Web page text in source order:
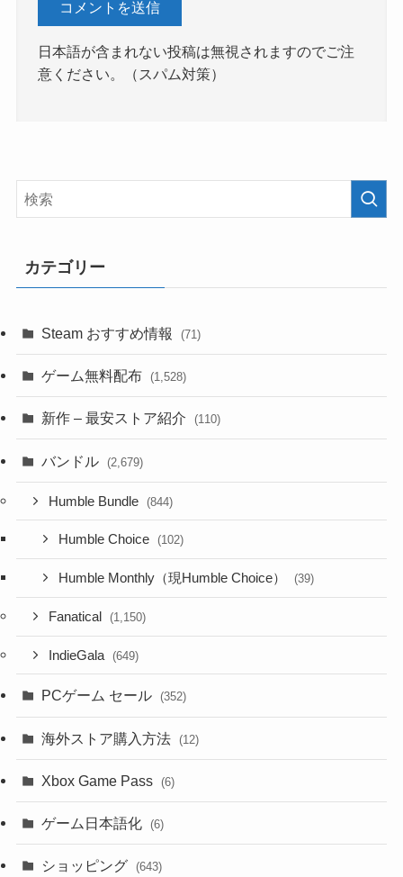
日本語が含まれない投稿は無視されますのでご注
意ください。（スパム対策）
カテゴリー
Steam おすすめ情報 (71)
ゲーム無料配布 (1,528)
新作 – 最安ストア紹介 (110)
バンドル (2,679)
Humble Bundle (844)
Humble Choice (102)
Humble Monthly（現Humble Choice） (39)
Fanatical (1,150)
IndieGala (649)
PCゲーム セール (352)
海外ストア購入方法 (12)
Xbox Game Pass (6)
ゲーム日本語化 (6)
ショッピング (643)